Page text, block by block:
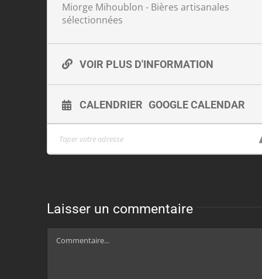
Miorge Mihoublon - Bières artisanales
sélectionnées
VOIR PLUS D'INFORMATION
CALENDRIER GOOGLE CALENDAR
Laisser un commentaire
Commentaire